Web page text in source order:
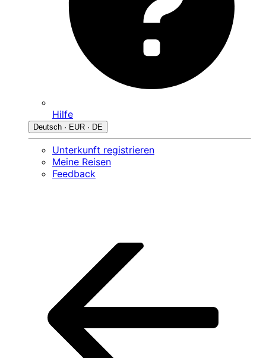
Hilfe
Deutsch · EUR · DE
Unterkunft registrieren
Meine Reisen
Feedback